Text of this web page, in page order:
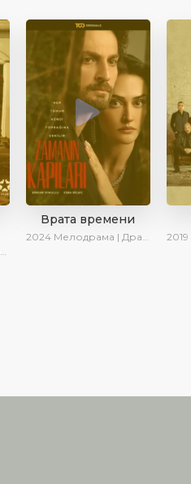
Врата времени
2024 Мелодрама | Драма | Сериалы 2024 2019